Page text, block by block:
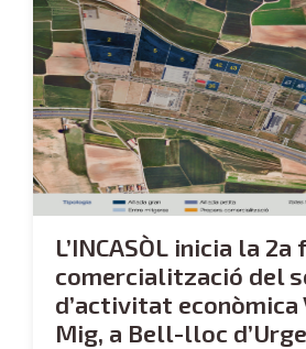
L’INCASÒL inicia la 2a
comercialització del
d’activitat econòmica
Mig, a Bell-lloc